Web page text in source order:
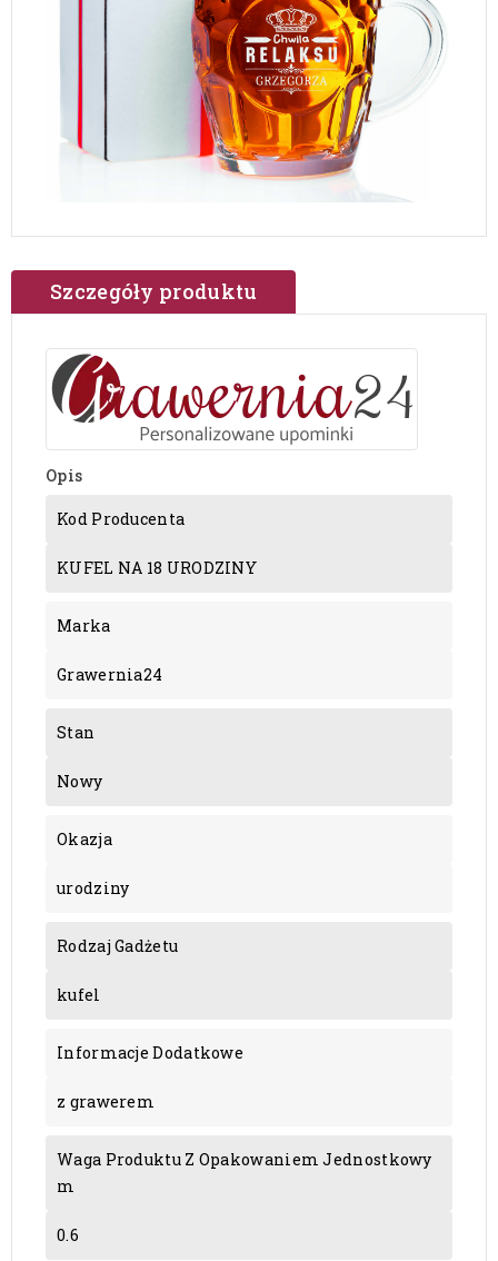
Szczegóły produktu
Opis
Kod Producenta
KUFEL NA 18 URODZINY
Marka
Grawernia24
Stan
Nowy
Okazja
urodziny
Rodzaj Gadżetu
kufel
Informacje Dodatkowe
z grawerem
Waga Produktu Z Opakowaniem Jednostkowy
M
0.6